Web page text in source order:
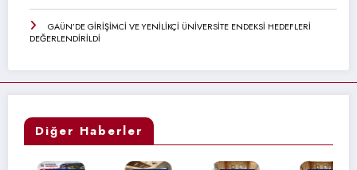
GAÜN’DE GİRİŞİMCİ VE YENİLİKÇİ ÜNİVERSİTE ENDEKSİ HEDEFLERİ
DEĞERLENDİRİLDİ
Diğer Haberler